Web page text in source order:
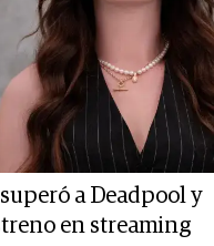
a Deadpool y
en streaming